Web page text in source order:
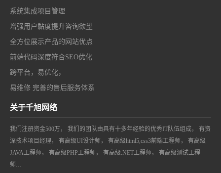
系统集成项目管理
增强用户黏度提升咨询欲望
全方位展示产品的网站优点
前端代码深度符合SEO优化
跨平台，易优化，
易维修 完善的售后服务体系
关于千旭网络
我们注册资金500万， 我们的团队由具有十多年经验的优秀IT队伍组成， 有资
深技术项目经理， 有高级UI设计师， 有高级html5,css3前端工程师， 有高级
JAVA工程师， 有高级PHP工程师， 有高级.NET工程师， 有高级测试工程
师…